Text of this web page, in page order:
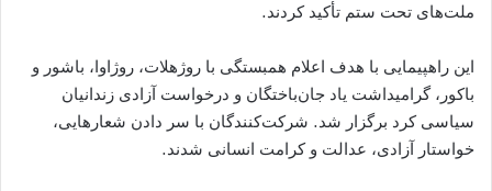
ملت‌های تحت ستم تأکید کردند.
این راهپیمایی با هدف اعلام همبستگی با روژهلات، روژاوا، باشور و
باکور، گرامیداشت یاد جان‌باختگان و درخواست آزادی زندانیان
سیاسی کرد برگزار شد. شرکت‌کنندگان با سر دادن شعارهایی،
خواستار آزادی، عدالت و کرامت انسانی شدند.